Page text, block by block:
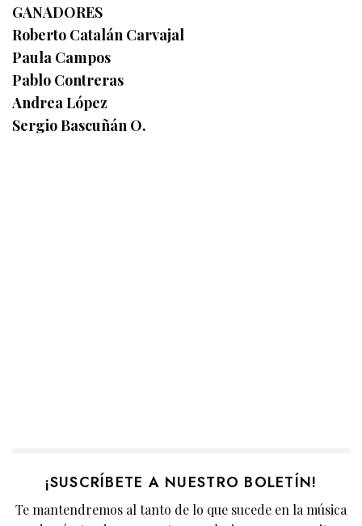
GANADORES
Roberto Catalán Carvajal
Paula Campos
Pablo Contreras
Andrea López
Sergio Bascuñán O.
¡SUSCRÍBETE A NUESTRO BOLETÍN!
Te mantendremos al tanto de lo que sucede en la música